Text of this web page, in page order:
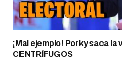
¡Mal ejemplo! Porky saca la
CENTRÍFUGOS